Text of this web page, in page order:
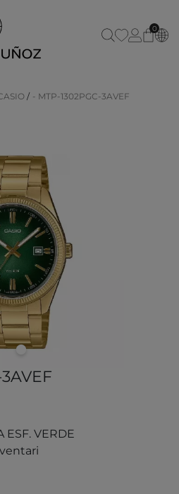
0
- MTP-1302PGC-3AVEF
ESF. VERDE